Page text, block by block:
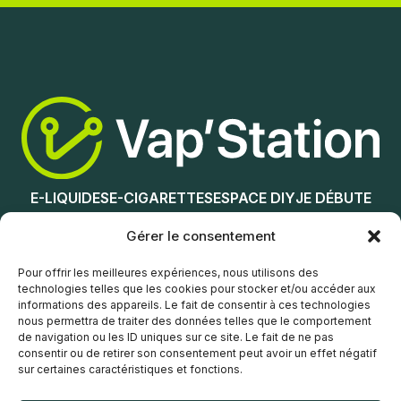
Gérer le consentement
Pour offrir les meilleures expériences, nous utilisons des
technologies telles que les cookies pour stocker et/ou accéder aux
informations des appareils. Le fait de consentir à ces technologies
nous permettra de traiter des données telles que le comportement
de navigation ou les ID uniques sur ce site. Le fait de ne pas
consentir ou de retirer son consentement peut avoir un effet négatif
sur certaines caractéristiques et fonctions.
Lire la suite
0
3
6
18
Choix des options
E-LIQUIDESE-CIGARETTESESPACE DIYJE DÉBUTE
NOS MAGASINS
Service client